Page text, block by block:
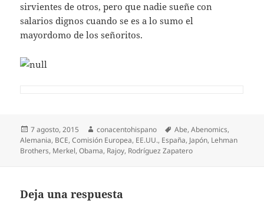
sirvientes de otros, pero que nadie sueñe con
salarios dignos cuando se es a lo sumo el
mayordomo de los señoritos.
Publicado
el
7 agosto, 2015 Autor
conacentohispano Etiquetas
Abe,Abenomics,
Alemania, BCE,Comisión Europea, EE.UU., España, Japón, Lehman
Brothers, Merkel,Obama, Rajoy, Rodríguez Zapatero
Deja una respuesta